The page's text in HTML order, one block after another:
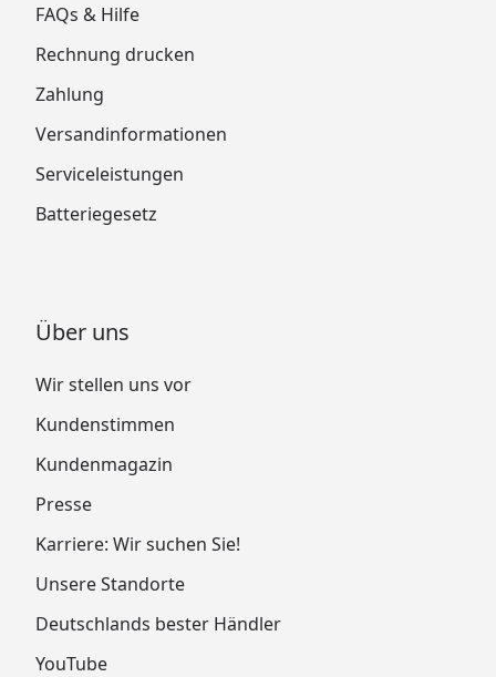
FAQs & Hilfe
Rechnung drucken
Zahlung
Versandinformationen
Serviceleistungen
Batteriegesetz
Über uns
Wir stellen uns vor
Kundenstimmen
Kundenmagazin
Presse
Karriere: Wir suchen Sie!
Unsere Standorte
Deutschlands bester Händler
YouTube